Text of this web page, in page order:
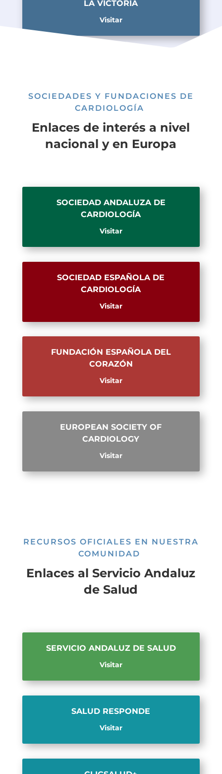
LA VICTORIA
Visitar
SOCIEDADES Y FUNDACIONES DE
CARDIOLOGÍA
Enlaces de interés a nivel
nacional y en Europa
SOCIEDAD ANDALUZA DE
CARDIOLOGÍA
Visitar
SOCIEDAD ESPAÑOLA DE
CARDIOLOGÍA
Visitar
FUNDACIÓN ESPAÑOLA DEL
CORAZÓN
Visitar
EUROPEAN SOCIETY OF
CARDIOLOGY
Visitar
RECURSOS OFICIALES EN NUESTRA
COMUNIDAD
Enlaces al Servicio Andaluz
de Salud
SERVICIO ANDALUZ DE SALUD
Visitar
SALUD RESPONDE
Visitar